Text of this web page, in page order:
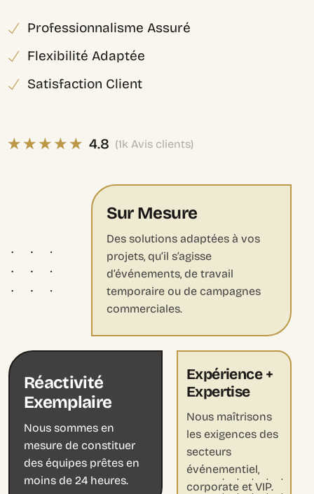
Professionnalisme Assuré
Flexibilité Adaptée
Satisfaction Client
★★★★★ 4.8 (1k Avis clients)
Sur Mesure
Des solutions adaptées à vos
projets, qu’il s’agisse
d’événements, de travail
temporaire ou de campagnes
commerciales.
Réactivité
Exemplaire
Nous sommes en
mesure de constituer
des équipes prêtes en
moins de 24 heures.
Expérience +
Expertise
Nous maîtrisons
les exigences des
secteurs
événementiel,
corporate et VIP.